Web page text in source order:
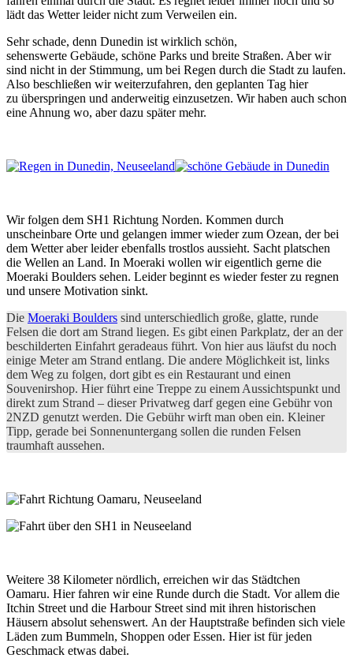
lädt das Wetter leider nicht zum Verweilen ein.
Sehr schade, denn Dunedin ist wirklich schön,
sehenswerte Gebäude, schöne Parks und breite Straßen. Aber wir
sind nicht in der Stimmung, um bei Regen durch die Stadt zu laufen.
Also beschließen wir weiterzufahren, den geplanten Tag hier
zu überspringen und anderweitig einzusetzen. Wir haben auch schon
eine Ahnung wo, aber dazu später mehr.
Wir folgen dem SH1 Richtung Norden. Kommen durch
unscheinbare Orte und gelangen immer wieder zum Ozean, der bei
dem Wetter aber leider ebenfalls trostlos aussieht. Sacht platschen
die Wellen an Land. In Moeraki wollen wir eigentlich gerne die
Moeraki Boulders sehen. Leider beginnt es wieder fester zu regnen
und unsere Motivation sinkt.
Die Moeraki Boulders sind unterschiedlich große, glatte, runde
Felsen die dort am Strand liegen. Es gibt einen Parkplatz, der an der
beschilderten Einfahrt geradeaus führt. Von hier aus läufst du noch
einige Meter am Strand entlang. Die andere Möglichkeit ist, links
dem Weg zu folgen, dort gibt es ein Restaurant und einen
Souvenirshop. Hier führt eine Treppe zu einem Aussichtspunkt und
direkt zum Strand – dieser Privatweg darf gegen eine Gebühr von
2NZD genutzt werden. Die Gebühr wirft man oben ein. Kleiner
Tipp, gerade bei Sonnenuntergang sollen die runden Felsen
traumhaft aussehen.
Weitere 38 Kilometer nördlich, erreichen wir das Städtchen
Oamaru. Hier fahren wir eine Runde durch die Stadt. Vor allem die
Itchin Street und die Harbour Street sind mit ihren historischen
Häusern absolut sehenswert. An der Hauptstraße befinden sich viele
Läden zum Bummeln, Shoppen oder Essen. Hier ist für jeden
Geschmack etwas dabei.